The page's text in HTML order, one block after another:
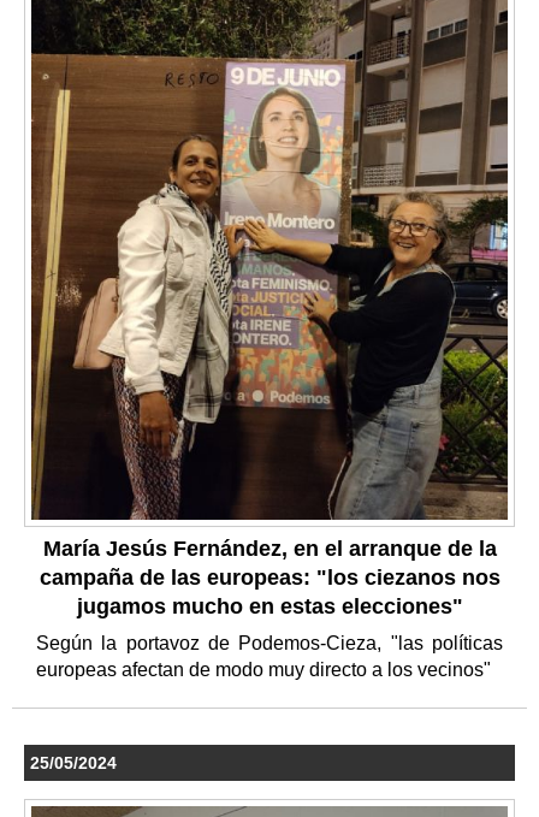
María Jesús Fernández, en el arranque de la
campaña de las europeas: "los ciezanos nos
jugamos mucho en estas elecciones"
Según la portavoz de Podemos-Cieza, "las políticas
europeas afectan de modo muy directo a los vecinos"
25/05/2024